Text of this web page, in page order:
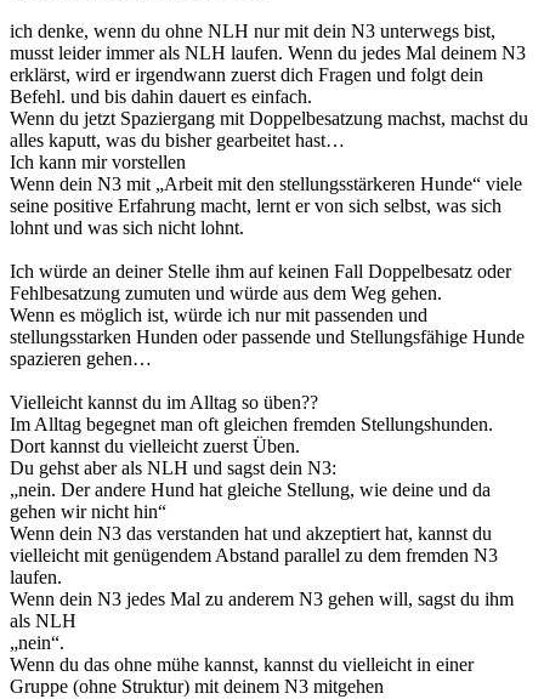
ich denke, wenn du ohne NLH nur mit dein N3 unterwegs bist,
musst leider immer als NLH laufen. Wenn du jedes Mal deinem N3
erklärst, wird er irgendwann zuerst dich Fragen und folgt dein
Befehl. und bis dahin dauert es einfach.
Wenn du jetzt Spaziergang mit Doppelbesatzung machst, machst du
alles kaputt, was du bisher gearbeitet hast…
Ich kann mir vorstellen
Wenn dein N3 mit „Arbeit mit den stellungsstärkeren Hunde“ viele
seine positive Erfahrung macht, lernt er von sich selbst, was sich
lohnt und was sich nicht lohnt.
Ich würde an deiner Stelle ihm auf keinen Fall Doppelbesatz oder
Fehlbesatzung zumuten und würde aus dem Weg gehen.
Wenn es möglich ist, würde ich nur mit passenden und
stellungsstarken Hunden oder passende und Stellungsfähige Hunde
spazieren gehen…
Vielleicht kannst du im Alltag so üben??
Im Alltag begegnet man oft gleichen fremden Stellungshunden.
Dort kannst du vielleicht zuerst Üben.
Du gehst aber als NLH und sagst dein N3:
„nein. Der andere Hund hat gleiche Stellung, wie deine und da
gehen wir nicht hin“
Wenn dein N3 das verstanden hat und akzeptiert hat, kannst du
vielleicht mit genügendem Abstand parallel zu dem fremden N3
laufen.
Wenn dein N3 jedes Mal zu anderem N3 gehen will, sagst du ihm
als NLH
„nein“.
Wenn du das ohne mühe kannst, kannst du vielleicht in einer
Gruppe (ohne Struktur) mit deinem N3 mitgehen